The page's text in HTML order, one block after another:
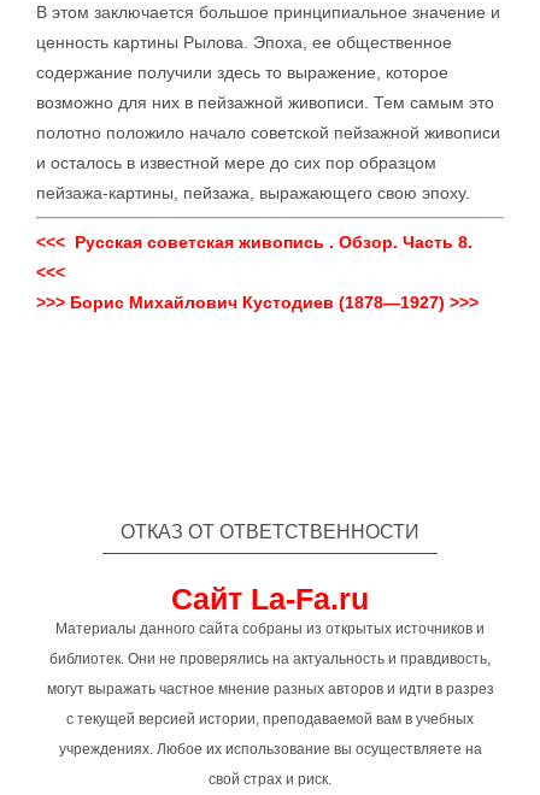
В этом заключается большое принципиальное значение и
ценность картины Рылова. Эпоха, ее общественное
содержание получили здесь то выражение, которое
возможно для них в пейзажной живописи. Тем самым это
полотно положило начало советской пейзажной живописи
и осталось в известной мере до сих пор образцом
пейзажа-картины, пейзажа, выражающего свою эпоху.
<<< Русская советская живопись . Обзор. Часть 8.
<<<
>>> Борис Михайлович Кустодиев (1878—1927) >>>
ОТКАЗ ОТ ОТВЕТСТВЕННОСТИ
Сайт La-Fa.ru
Материалы данного сайта собраны из открытых источников и
библиотек. Они не проверялись на актуальность и правдивость,
могут выражать частное мнение разных авторов и идти в разрез
с текущей версией истории, преподаваемой вам в учебных
учреждениях. Любое их использование вы осуществляете на
свой страх и риск.